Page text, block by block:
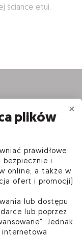
ściance etui.
plików
prawidłowe
bezpiecznie i
online, a także w
ofert i promocji)
lub dostępu
lub poprzez
Jednak
internetowa